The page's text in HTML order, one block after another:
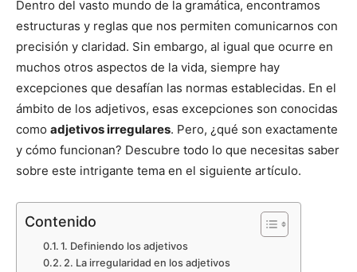
Dentro del vasto mundo de la gramática, encontramos
estructuras y reglas que nos permiten comunicarnos con
precisión y claridad. Sin embargo, al igual que ocurre en
muchos otros aspectos de la vida, siempre hay
excepciones que desafían las normas establecidas. En el
ámbito de los adjetivos, esas excepciones son conocidas
como adjetivos irregulares. Pero, ¿qué son exactamente
y cómo funcionan? Descubre todo lo que necesitas saber
sobre este intrigante tema en el siguiente artículo.
Contenido
1. Definiendo los adjetivos
2. La irregularidad en los adjetivos